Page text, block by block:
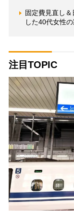
固定費見直し
した40代女性
注目TOPIC